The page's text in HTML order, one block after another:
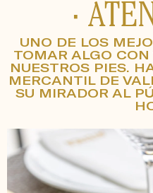
·
UNO DE LOS
TOMAR ALGO
NUESTROS PIES.
MERCANTIL DE
SU MIRADOR AL